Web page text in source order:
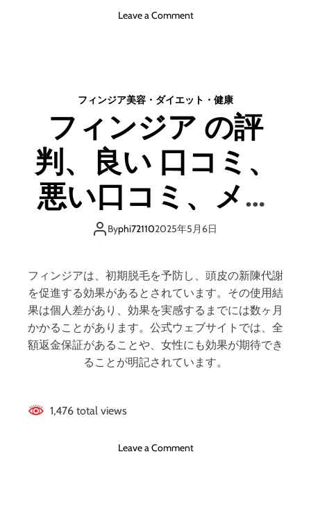
Leave a Commento
ア
初
脱
毛
因
、
そ
し
て
効
果
確
フィンジア美容・ダイエット・健康
フィンジア の評
判、良い 口コミ、
悪い口コミ、メリ
ットとデメリット
はどうなの？ 【徹
底解説】
Byphi721102025年5月6日
フィンジアは、初期脱毛を予防し、頭皮の新陳代謝
を促進する効果があるとされています。その使用結
果は個人差があり、効果を実感するまでには数ヶ月
かかることがあります。公式ウェブサイトでは、全
額返金保証があることや、女性にも効果が期待でき
ることが明記されています。
1,476 total views
Leave a Commento